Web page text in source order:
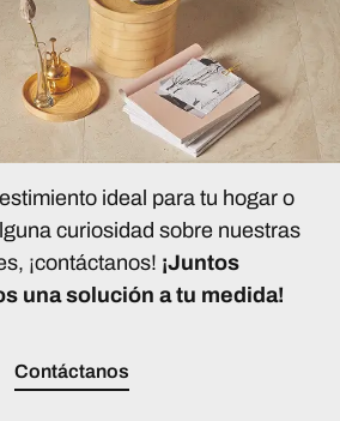
ideal para tu hogar o
curiosidad sobre nuestras
¡contáctanos! ¡Juntos
una solución a tu medida!
Contáctanos